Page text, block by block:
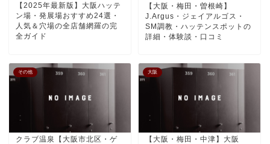
【2025年最新版】大阪ハッテ
ン場・発展場おすすめ24選・
人気＆穴場の全店舗網羅の完
全ガイド
【大阪・梅田・曽根崎】
J.Argus・ジェイアルゴス・
SM調教・ハッテンスポットの
詳細・体験談・口コミ
その他
クラブ温泉【大阪市北区・ゲ
大阪
【大阪・梅田・中津】大阪